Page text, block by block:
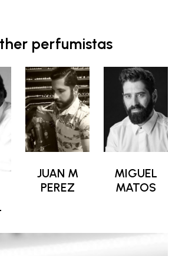
perfumistas
JUAN M
PEREZ
MIGUEL
MATOS